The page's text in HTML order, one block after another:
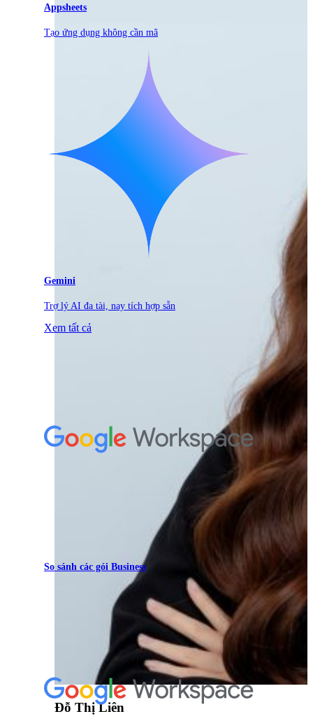
Đỗ Thị Liên
Appsheets
Tạo ứng dụng không cần mã
Gemini
Trợ lý AI đa tài, nay tích hợp sẵn
Xem tất cả
So sánh các gói Business